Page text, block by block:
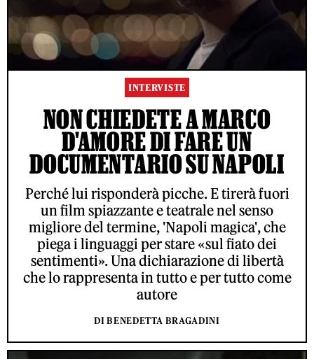
INTERVISTE
NON CHIEDETE A MARCO
D'AMORE DI FARE UN
DOCUMENTARIO SU NAPOLI
Perché lui risponderà picche. E tirerà fuori
un film spiazzante e teatrale nel senso
migliore del termine, 'Napoli magica', che
piega i linguaggi per stare «sul fiato dei
sentimenti». Una dichiarazione di libertà
che lo rappresenta in tutto e per tutto come
autore
DI BENEDETTA BRAGADINI